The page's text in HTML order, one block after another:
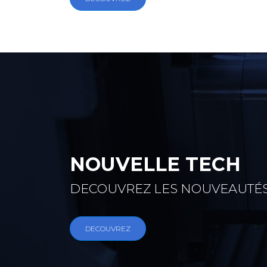
NOUVELLE TECH
DECOUVREZ LES
DECOUVREZ